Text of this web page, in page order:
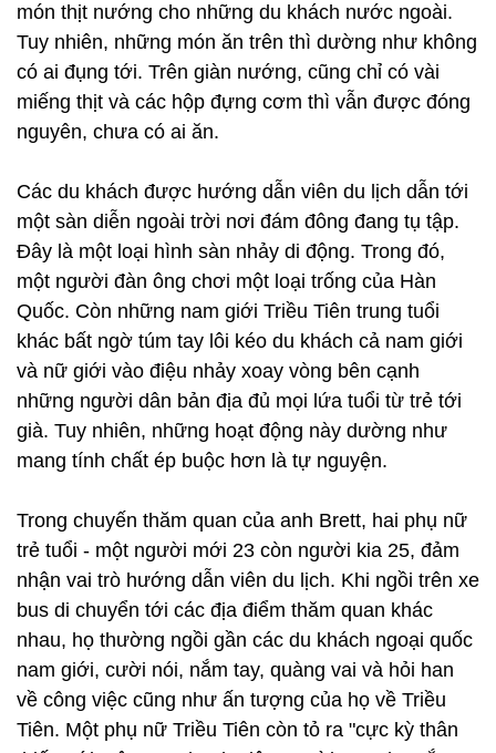
món thịt nướng cho những du khách nước ngoài.
Tuy nhiên, những món ăn trên thì dường như không
có ai đụng tới. Trên giàn nướng, cũng chỉ có vài
miếng thịt và các hộp đựng cơm thì vẫn được đóng
nguyên, chưa có ai ăn.
Các du khách được hướng dẫn viên du lịch dẫn tới
một sàn diễn ngoài trời nơi đám đông đang tụ tập.
Đây là một loại hình sàn nhảy di động. Trong đó,
một người đàn ông chơi một loại trống của Hàn
Quốc. Còn những nam giới Triều Tiên trung tuổi
khác bất ngờ túm tay lôi kéo du khách cả nam giới
và nữ giới vào điệu nhảy xoay vòng bên cạnh
những người dân bản địa đủ mọi lứa tuổi từ trẻ tới
già. Tuy nhiên, những hoạt động này dường như
mang tính chất ép buộc hơn là tự nguyện.
Trong chuyến thăm quan của anh Brett, hai phụ nữ
trẻ tuổi - một người mới 23 còn người kia 25, đảm
nhận vai trò hướng dẫn viên du lịch. Khi ngồi trên xe
bus di chuyển tới các địa điểm thăm quan khác
nhau, họ thường ngồi gần các du khách ngoại quốc
nam giới, cười nói, nắm tay, quàng vai và hỏi han
về công việc cũng như ấn tượng của họ về Triều
Tiên. Một phụ nữ Triều Tiên còn tỏ ra "cực kỳ thân